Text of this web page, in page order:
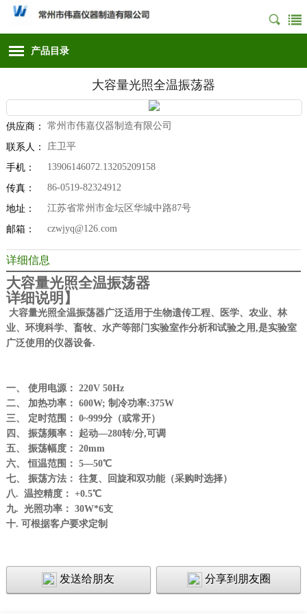
产品目录
大容量光照全温振荡器
供应商： 常州市伟嘉仪器制造有限公司
联系人： 庄卫平
手机： 13906146072.13205209158
传真： 86-0519-82324912
地址： 江苏省常州市金坛区华城中路87号
邮箱： czwjyq@126.com
详细信息
大容量光照全温振荡器
详细说明】
大容量光照全温振荡器广泛适用于生物遗传工程、医学、农业、林
业、环境科学、畜牧、水产等部门实验室作分析和试验之用,是实验室
广泛使用的仪器设备.
一、 使用电源： 220V 50Hz
二、 加热功率： 600W; 制冷功率:375W
三、 定时范围： 0~999分（或常开）
四、 振荡频率： 起动—280转/分,可调
五、 振荡幅度： 20mm
六、 恒温范围： 5—50℃
七、 振荡方法： 往复、回旋和双功能（采购时选择）
八. 温控精度： +0.5℃
九. 光照功率： 30W*6支
十. 可根据客户要求定制
发送给朋友 分享到朋友圈